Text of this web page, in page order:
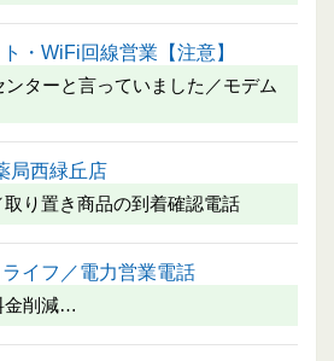
・WiFi回線営業【注意】
ターと言っていました／モデム
局西緑丘店
り置き商品の到着確認電話
イフ／電力営業電話
金削減…